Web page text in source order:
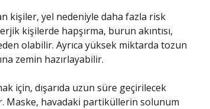
kişiler, yel nedeniyle daha fazla risk
kişilerde hapşırma, burun akıntısı,
olabilir. Ayrıca yüksek miktarda tozun
zemin hazırlayabilir.
için, dışarıda uzun süre geçirilecek
Maske, havadaki partiküllerin solunum